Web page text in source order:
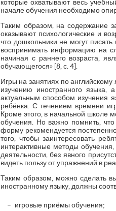
которые охватывают весь
начале обучения необходимо
Таким образом, на содержание
оказывают психологические и
что дошкольники не могут
воспринимать информацию на
начиная с раннего возраста,
обучающегося» [8, с. 4].
Игры на занятиях по
изучению иностранного языка,
актуальным способом изучения
ребёнка. С течением времени
Кроме этого, в начальной школе
обучения. Но важно помнить,
форму рекомендуется
того, чтобы заинтересовать
интерактивные методы
деятельности, без явного
видеть пользу от упражнений в
Таким образом, можно сделать
иностранному языку, должны
игровые приёмы обучения;